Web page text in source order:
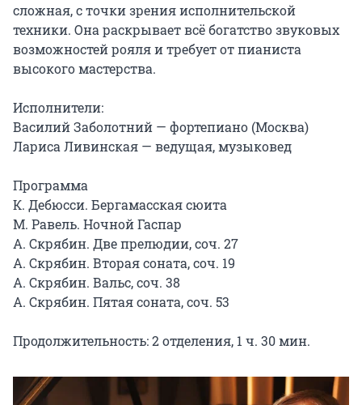
сложная, с точки зрения исполнительской
техники. Она раскрывает всё богатство звуковых
возможностей рояля и требует от пианиста
высокого мастерства.
Исполнители:
Василий Заболотний — фортепиано (Москва)
Лариса Ливинская — ведущая, музыковед
Программа
К. Дебюсси. Бергамасская сюита
М. Равель. Ночной Гаспар
А. Скрябин. Две прелюдии, соч. 27
А. Скрябин. Вторая соната, соч. 19
А. Скрябин. Вальс, соч. 38
А. Скрябин. Пятая соната, соч. 53
Продолжительность: 2 отделения, 1 ч. 30 мин.